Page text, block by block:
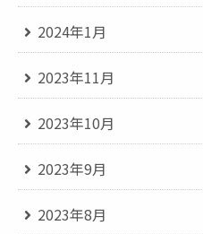
2024年1月
2023年11月
2023年10月
2023年9月
2023年8月